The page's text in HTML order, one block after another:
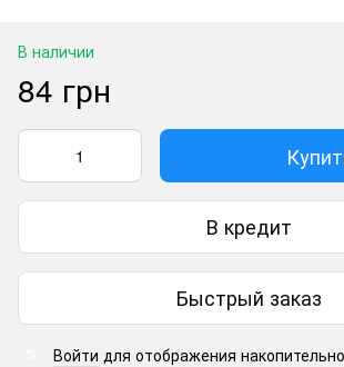
В наличии
84 грн
В кредит
Быстрый заказ
Войти для отображения